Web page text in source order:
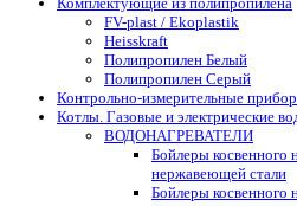
FV-plast / Ekoplastik
Heisskraft
Полипропилен Белый
Полипропилен Серый
Контрольно-измерительные
Котлы. Газовые и электрические
ВОДОНАГРЕВАТЕЛИ
Бойлеры косвенного
нержавеющей стали
Бойлеры косвенного